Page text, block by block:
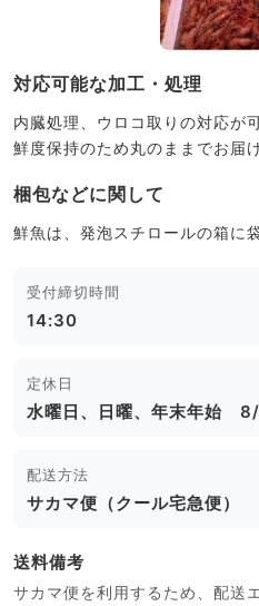
対応可能な加工・処理
内臓処理、ウロコ取りの対応が
鮮度保持のため丸のままでお届
梱包などに関して
鮮魚は、発泡スチロールの箱に
受付締切時間
14:30
定休日
水曜日、日曜、年末年始
配送方法
サカマ便（クール宅急便）
送料備考
サカマ便を利用するため、配送